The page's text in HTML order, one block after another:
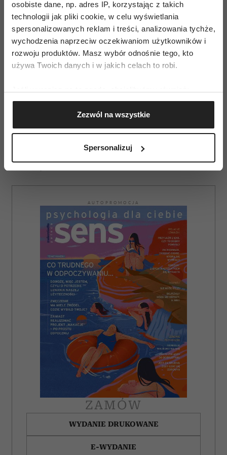
osobiste dane, np. adres IP, korzystając z takich
technologii jak pliki cookie, w celu wyświetlania
spersonalizowanych reklam i treści, analizowania tychże,
wychodzenia naprzeciw oczekiwaniom użytkowników i
rozwoju produktów. Masz wybór odnośnie tego, kto
używa Twoich danych i w jakich celach to robi.
Gromadzić dane dotyczące Twojej lokalizacji
geograficznej z dokładnością nawet do kilku metrów
Identyfikować Twoje urządzenie, aktywnie
(fingerprinting, czyli wirtualny odcisk palca)
zmienić lub wycofać swoją zgodę w dowolnej chwili.
Wykorzystujemy pliki cookie do spersonalizowania treści
i reklam, aby oferować funkcje społecznościowe i
analizować ruch w naszej witrynie. Informacje o tym, jak
korzystasz z naszej witryny, udostępniamy partnerom
społecznościowym, reklamowym i analitycznym.
Partnerzy mogą połączyć te informacje z innymi danymi
otrzymanymi od Ciebie lub uzyskanymi podczas
korzystania z ich usług.
Zezwól na wszystkie
Spersonalizuj
specjalnych. Specjalnie dla osób niedowidzących
zorganizowane zostaną pokazy
z audiodeskrypcją, a dla osób niedosłyszące
przygotowane zostaną specjalne napisy.
W ramach tych projekcji zaprezentowane
konkursowyZamek(Il Castello).
Więcej informacji na stronach
AUTOPROMOCJA
ZAMÓW
WYDANIE DRUKOWANE
E-WYDANIE